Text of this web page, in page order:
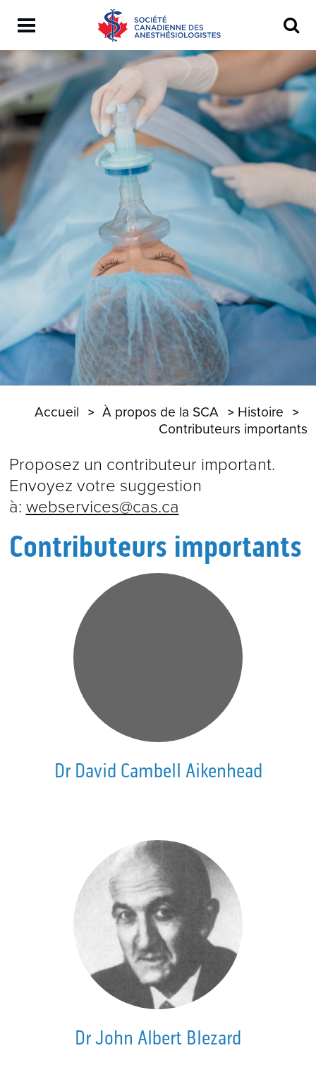
Accueil À propos de la SCA
Histoire
Contributeurs importants
Proposez un contributeur important.
Envoyez votre suggestion
à: webservices@cas.ca
Contributeurs importants
Dr David Cambell Aikenhead
Dr John Albert Blezard